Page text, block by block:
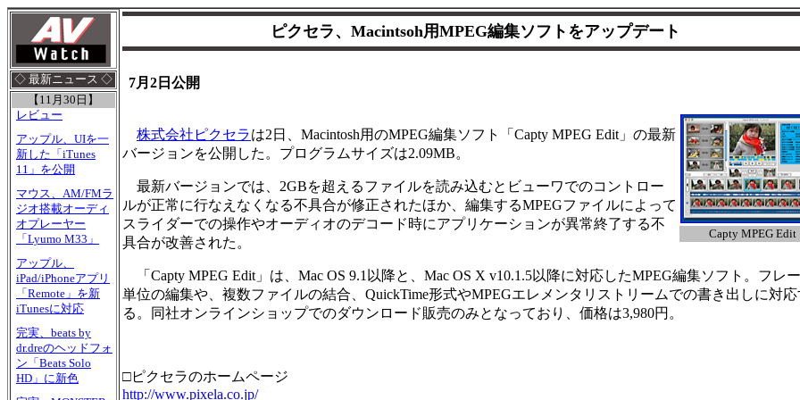
◇ 最新ニュース ◇
【11月30日】
レビュー
アップル、UIを一
新した「iTunes
11」を公開
マウス、AM/FMラ
ジオ搭載オーディ
オプレーヤー
「Lyumo M33」
アップル、
iPad/iPhoneアプリ
「Remote」を新
iTunesに対応
完実、beats by
dr.dreのヘッドフォ
ン「Beats Solo
HD」に新色
ピクセラ、Macintsoh用MPEG編集ソフトをアップデート
7月2日公開
Capty MPEG Edit
株式会社ピクセラは2日、Macintosh用のMPEG編集ソフト「Capty MPEG Edit」の最新
バージョンを公開した。プログラムサイズは2.09MB。
最新バージョンでは、2GBを超えるファイルを読み込むとビューワでのコントロー
ルが正常に行なえなくなる不具合が修正されたほか、編集するMPEGファイルによって
スライダーでの操作やオーディオのデコード時にアプリケーションが異常終了する不
具合が改善された。
「Capty MPEG Edit」は、Mac OS 9.1以降と、Mac OS X v10.1.5以降に対応したMPEG編集ソフト。フレ
単位の編集や、複数ファイルの結合、QuickTime形式やMPEGエレメンタリストリームでの書き出しに対応
る。同社オンラインショップでのダウンロード販売のみとなっており、価格は3,980円。
□ピクセラのホームページ
http://www.pixela.co.jp/